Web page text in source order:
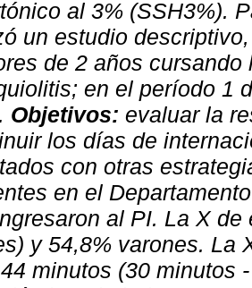
al 3% (SSH3%).
un estudio
de 2 años
en el período 1
Objetivos: evaluar la
los días de
con otras
en el
al PI. La X
y 54,8% varones. La
minutos (30 minutos